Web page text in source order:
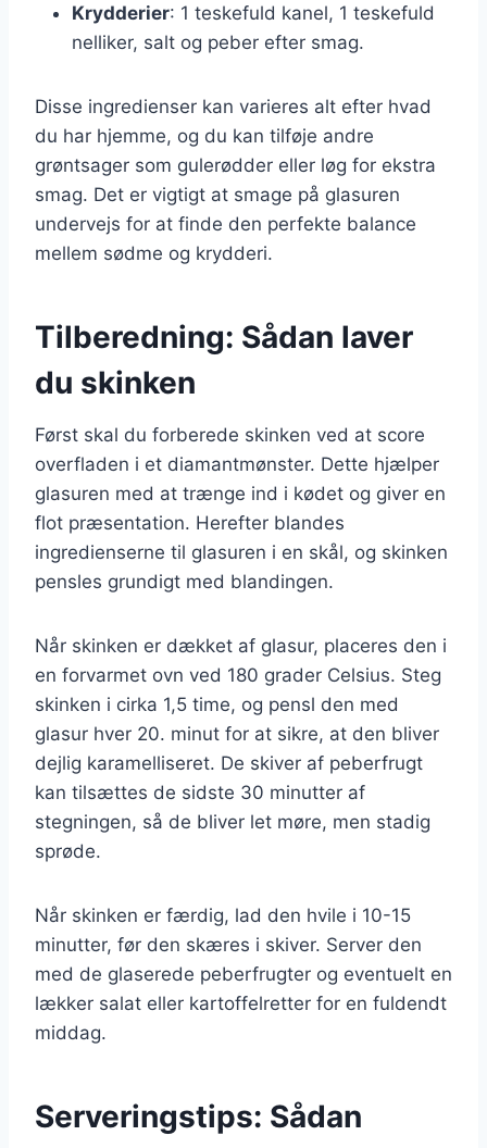
Krydderier: 1 teskefuld kanel, 1 teskefuld
nelliker, salt og peber efter smag.
Disse ingredienser kan varieres alt efter hvad
du har hjemme, og du kan tilføje andre
grøntsager som gulerødder eller løg for ekstra
smag. Det er vigtigt at smage på glasuren
undervejs for at finde den perfekte balance
mellem sødme og krydderi.
Tilberedning: Sådan laver
du skinken
Først skal du forberede skinken ved at score
overfladen i et diamantmønster. Dette hjælper
glasuren med at trænge ind i kødet og giver en
flot præsentation. Herefter blandes
ingredienserne til glasuren i en skål, og skinken
pensles grundigt med blandingen.
Når skinken er dækket af glasur, placeres den i
en forvarmet ovn ved 180 grader Celsius. Steg
skinken i cirka 1,5 time, og pensl den med
glasur hver 20. minut for at sikre, at den bliver
dejlig karamelliseret. De skiver af peberfrugt
kan tilsættes de sidste 30 minutter af
stegningen, så de bliver let møre, men stadig
sprøde.
Når skinken er færdig, lad den hvile i 10-15
minutter, før den skæres i skiver. Server den
med de glaserede peberfrugter og eventuelt en
lækker salat eller kartoffelretter for en fuldendt
middag.
Serveringstips: Sådan